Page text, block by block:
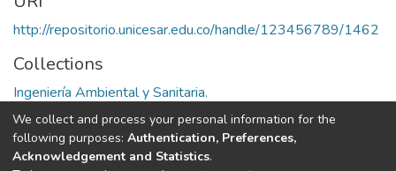
http://repositorio.unicesar.edu.co/handle/123456789/1462
Collections
Ingeniería Ambiental y Sanitaria.
Full item page
We collect and process your personal information for the
following purposes: Authentication, Preferences,
Acknowledgement and Statistics.